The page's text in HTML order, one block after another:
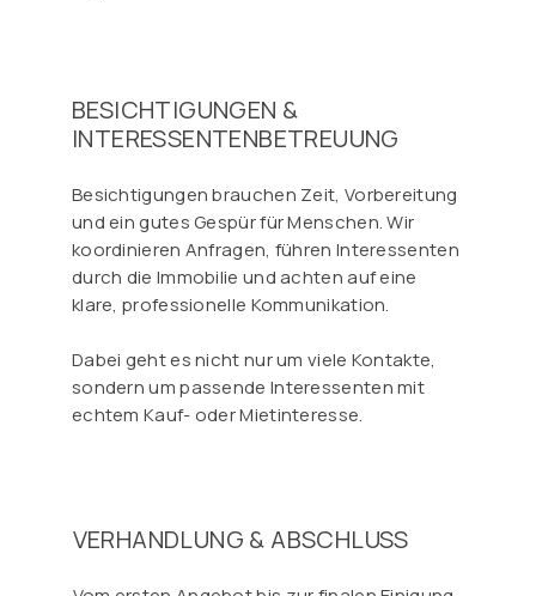
BESICHTIGUNGEN &
INTERESSENTENBETREUUNG
Besichtigungen brauchen Zeit, Vorbereitung
und ein gutes Gespür für Menschen. Wir
koordinieren Anfragen, führen Interessenten
durch die Immobilie und achten auf eine
klare, professionelle Kommunikation.
Dabei geht es nicht nur um viele Kontakte,
sondern um passende Interessenten mit
echtem Kauf- oder Mietinteresse.
VERHANDLUNG & ABSCHLUSS